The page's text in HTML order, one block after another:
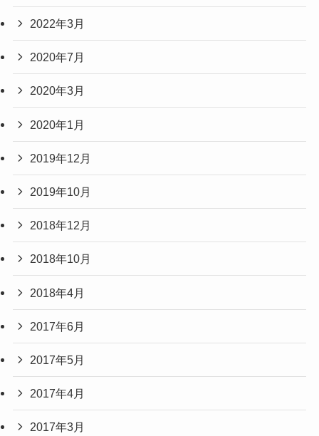
2022年3月
2020年7月
2020年3月
2020年1月
2019年12月
2019年10月
2018年12月
2018年10月
2018年4月
2017年6月
2017年5月
2017年4月
2017年3月